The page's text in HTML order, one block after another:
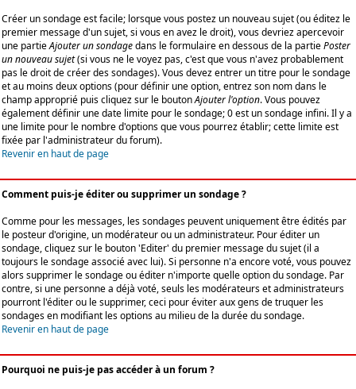
Créer un sondage est facile; lorsque vous postez un nouveau sujet (ou éditez le
premier message d'un sujet, si vous en avez le droit), vous devriez apercevoir
une partieAjouter un sondagedans le formulaire en dessous de la partiePoster
un nouveau sujet(si vous ne le voyez pas, c'est que vous n'avez probablement
pas le droit de créer des sondages). Vous devez entrer un titre pour le sondage
et au moins deux options (pour définir une option, entrez son nom dans le
champ approprié puis cliquez sur le boutonAjouter l'option. Vous pouvez
également définir une date limite pour le sondage; 0 est un sondage infini. Il y a
une limite pour le nombre d'options que vous pourrez établir; cette limite est
fixée par l'administrateur du forum).
Revenir en haut de page
Comment puis-je éditer ou supprimer un sondage ?
Comme pour les messages, les sondages peuvent uniquement être édités par
le posteur d'origine, un modérateur ou un administrateur. Pour éditer un
sondage, cliquez sur le bouton 'Editer' du premier message du sujet (il a
toujours le sondage associé avec lui). Si personne n'a encore voté, vous pouvez
alors supprimer le sondage ou éditer n'importe quelle option du sondage. Par
contre, si une personne a déjà voté, seuls les modérateurs et administrateurs
pourront l'éditer ou le supprimer, ceci pour éviter aux gens de truquer les
sondages en modifiant les options au milieu de la durée du sondage.
Revenir en haut de page
Pourquoi ne puis-je pas accéder à un forum ?